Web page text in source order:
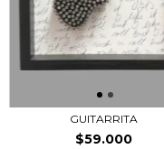
GUITARRITA
$59.000